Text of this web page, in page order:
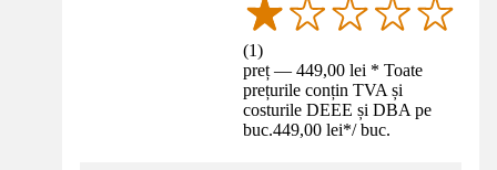
(1)
preț — 449,00 lei * Toate
prețurile conțin TVA și
costurile DEEE și DBA pe
buc.449,00 lei*/ buc.